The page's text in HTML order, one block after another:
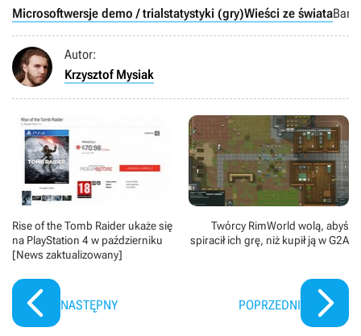
Microsoftwersje demo / trialstatystyki (gry)Wieści ze świata
Autor:
Krzysztof Mysiak
Rise of the Tomb Raider ukaże się
na PlayStation 4 w październiku
[News zaktualizowany]
NASTĘPNY
Twórcy RimWorld wolą, abyś
spiracił ich grę, niż kupił ją w G2A
POPRZEDNI